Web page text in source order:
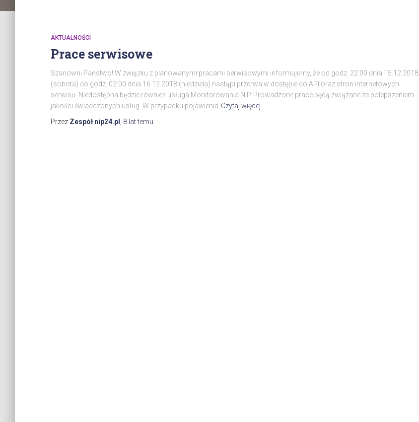
AKTUALNOŚCI
Prace serwisowe
Szanowni Państwo! W związku z planowanymi pracami serwisowymi informujemy, że od godz. 22:00 dnia 15.12.2018
(sobota) do godz. 02:00 dnia 16.12.2018 (niedziela) nastąpi przerwa w dostępie do API oraz stron internetowych
serwisu. Niedostępna będzie również usługa Monitorowania NIP. Prowadzone prace będą związane ze polepszeniem
jakości świadczonych usług. W przypadku pojawienia Czytaj więcej…
Przez Zespół nip24.pl 8 lattemu